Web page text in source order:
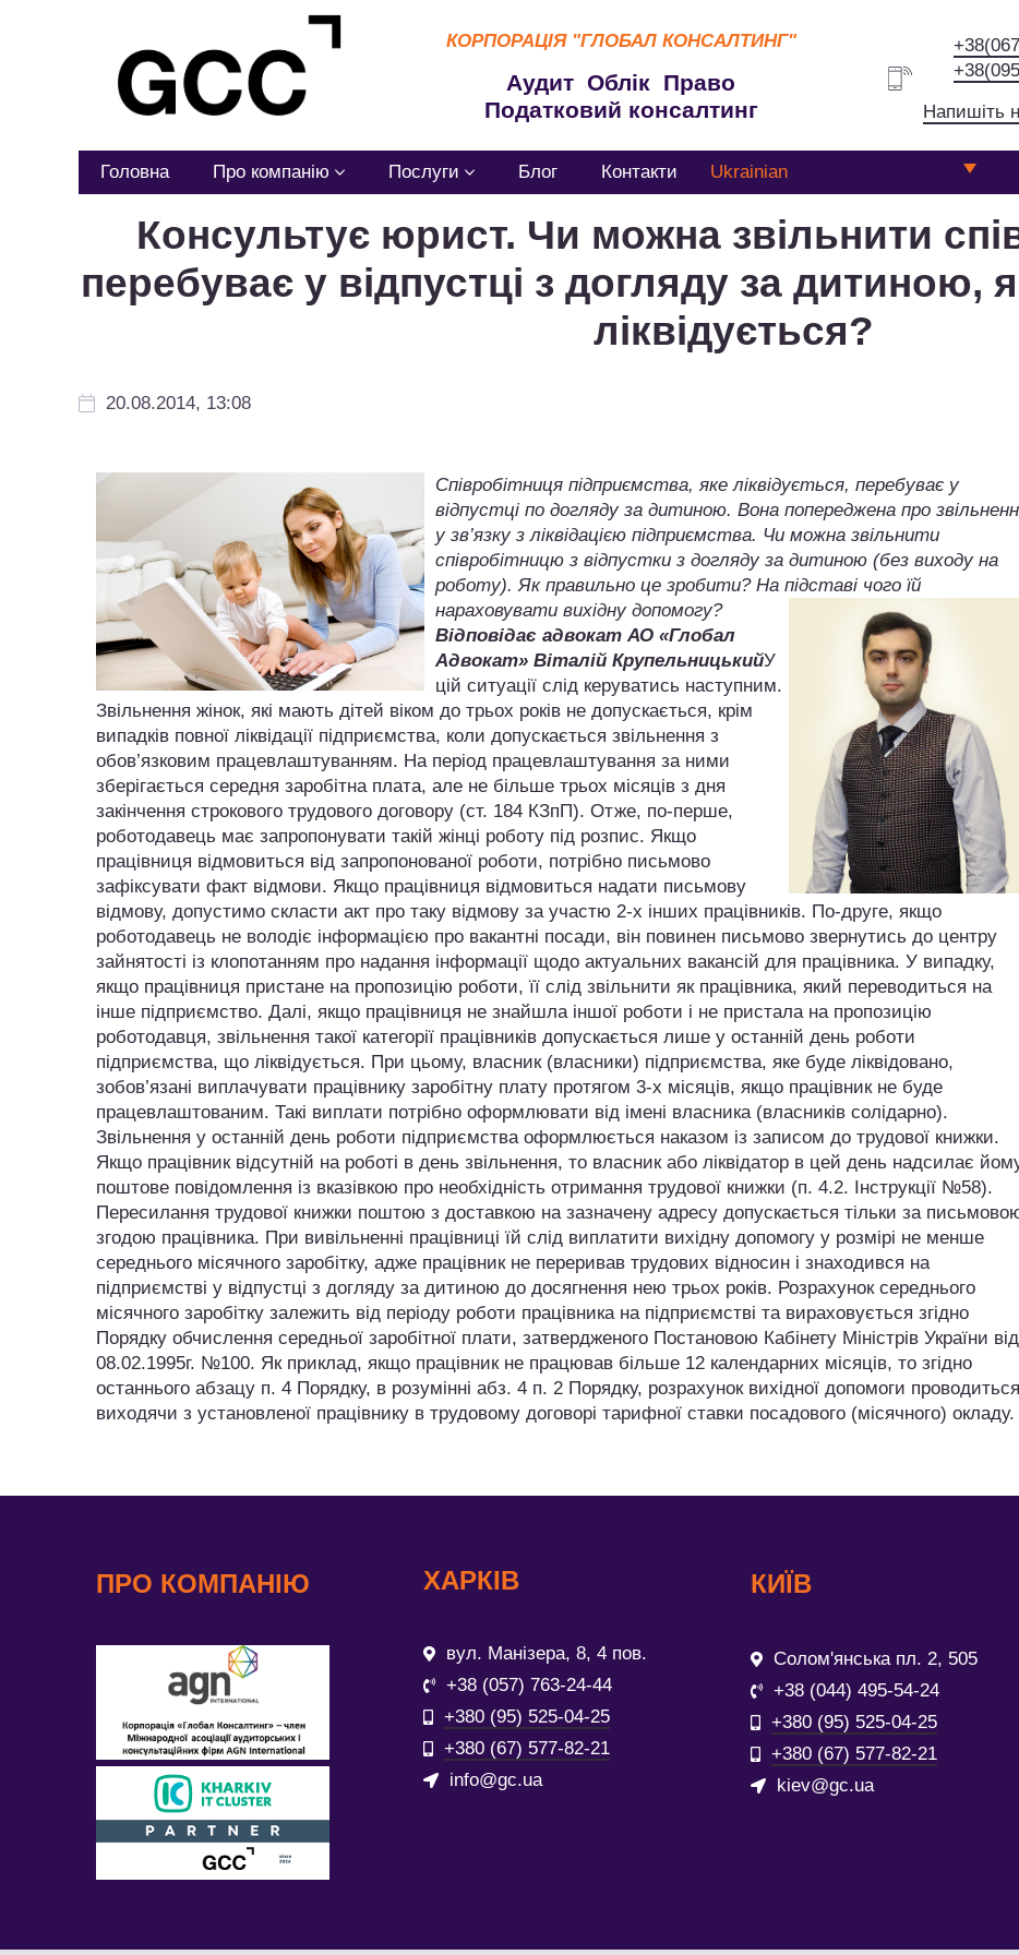
КОРПОРАЦІЯ "ГЛОБАЛ КОНСАЛТИНГ"
Аудит Облік Право
Податковий консалтинг
Напишіть
Головна Про компанію Послуги Блог Контакти Ukrainian
Консультує юрист. Чи можна звільнити
перебуває у відпустці з догляду за дитиною,
ліквідується?
20.08.2014, 13:08
Співробітниця підприємства, яке ліквідується, перебуває у
відпустці по догляду за дитиною. Вона попереджена про
у зв’язку з ліквідацією підприємства. Чи можна звільнити
співробітницю з відпустки з догляду за дитиною (без виходу на
роботу). Як правильно це зробити? На підставі чого їй
нараховувати вихідну допомогу?
Відповідає адвокат АО «Глобал
Адвокат» Віталій КрупельницькийУ
цій ситуації слід керуватись наступним.
Звільнення жінок, які мають дітей віком до трьох років не допускається, крім
випадків повної ліквідації підприємства, коли допускається звільнення з
обов’язковим працевлаштуванням. На період працевлаштування за ними
зберігається середня заробітна плата, але не більше трьох місяців з дня
закінчення строкового трудового договору (ст. 184 КЗпП). Отже, по-перше,
роботодавець має запропонувати такій жінці роботу під розпис. Якщо
працівниця відмовиться від запропонованої роботи, потрібно письмово
зафіксувати факт відмови. Якщо працівниця відмовиться надати письмову
відмову, допустимо скласти акт про таку відмову за участю 2-х інших працівників. По-друге, якщо
роботодавець не володіє інформацією про вакантні посади, він повинен письмово звернутись до центру
зайнятості із клопотанням про надання інформації щодо актуальних вакансій для працівника. У випадку,
якщо працівниця пристане на пропозицію роботи, її слід звільнити як працівника, який переводиться на
інше підприємство. Далі, якщо працівниця не знайшла іншої роботи і не пристала на пропозицію
роботодавця, звільнення такої категорії працівників допускається лише у останній день роботи
підприємства, що ліквідується. При цьому, власник (власники) підприємства, яке буде ліквідовано,
зобов’язані виплачувати працівнику заробітну плату протягом 3-х місяців, якщо працівник не буде
працевлаштованим. Такі виплати потрібно оформлювати від імені власника (власників солідарно).
Звільнення у останній день роботи підприємства оформлюється наказом із записом до трудової книжки.
Якщо працівник відсутній на роботі в день звільнення, то власник або ліквідатор в цей день надсилає
поштове повідомлення із вказівкою про необхідність отримання трудової книжки (п. 4.2. Інструкції №58).
Пересилання трудової книжки поштою з доставкою на зазначену адресу допускається тільки за
згодою працівника. При вивільненні працівниці їй слід виплатити вихідну допомогу у розмірі не менше
середнього місячного заробітку, адже працівник не переривав трудових відносин і знаходився на
підприємстві у відпустці з догляду за дитиною до досягнення нею трьох років. Розрахунок середнього
місячного заробітку залежить від періоду роботи працівника на підприємстві та вираховується згідно
Порядку обчислення середньої заробітної плати, затвердженого Постановою Кабінету Міністрів України від
08.02.1995г. №100. Як приклад, якщо працівник не працював більше 12 календарних місяців, то згідно
останнього абзацу п. 4 Порядку, в розумінні абз. 4 п. 2 Порядку, розрахунок вихідної допомоги
виходячи з установленої працівнику в трудовому договорі тарифної ставки посадового (місячного) окладу.
ПРО КОМПАНІЮ ХАРКІВ
вул. Манізера, 8, 4 пов.
+38 (057) 763-24-44
+380 (95) 525-04-25
+380 (67) 577-82-21
info@gc.ua
КИЇВ
Солом'янська пл. 2, 505
+38 (044) 495-54-24
+380 (95) 525-04-25
+380 (67) 577-82-21
kiev@gc.ua